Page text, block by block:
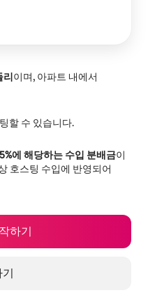
리이며, 아파트 내에서
할 수 있습니다.
에 해당하는 수입 분배금이
호스팅 수입에 반영되어
하기